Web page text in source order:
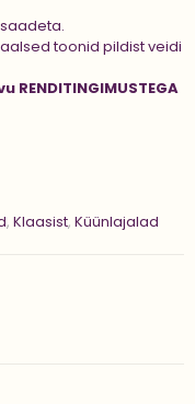
toonid pildist veidi
RENDITINGIMUSTEGA
, Klaasist, Küünlajalad